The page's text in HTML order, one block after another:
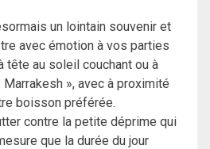
un lointain souvenir et
avec émotion à vos parties
tête au soleil couchant ou à
», avec à proximité
boisson préférée.
contre la petite déprime qui
que la durée du jour